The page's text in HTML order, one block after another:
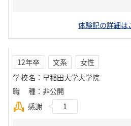
体験記の詳細は
12年卒 文系
女性
学校名 ： 早稲田大学大学院
職種 ： 非公開
感謝
1